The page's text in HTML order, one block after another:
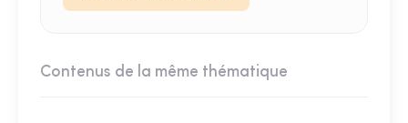
Contenus de la même thématique